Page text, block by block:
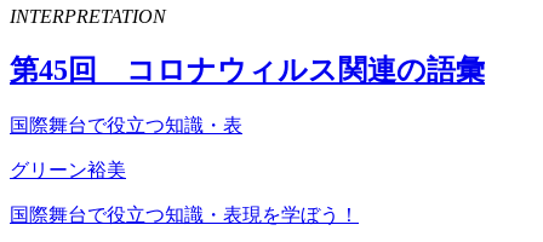
INTERPRETATION
第45回 コロナウィルス関連の語彙
国際舞台で役立つ知識・表
グリーン裕美
国際舞台で役立つ知識・表現を学ぼう！